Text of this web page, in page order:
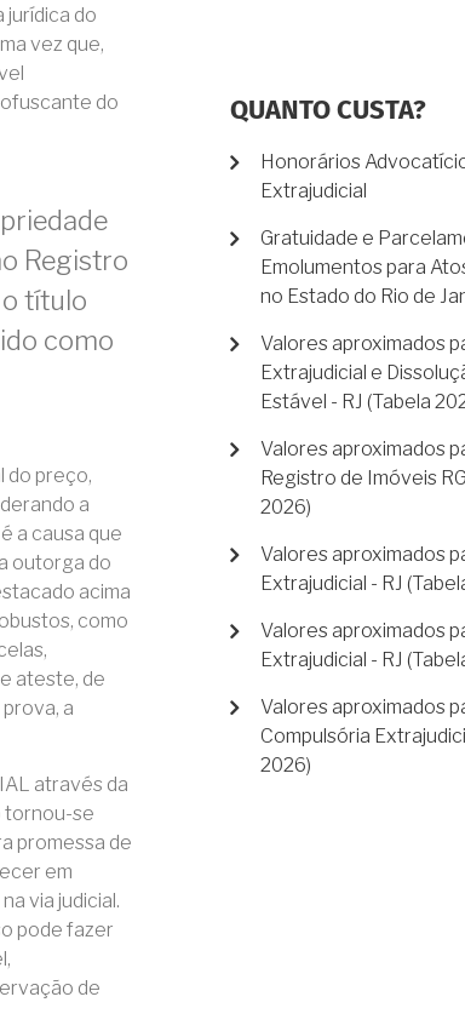
jurídica do
vez que,
do
Registro
o título
como
do preço,
a
a causa que
outorga do
acima
como
ateste, de
a
através da
tornou-se
promessa de
em
via judicial.
pode fazer
de
QUANTO CUSTA?
Honorários
Extrajudicial
Gratuidade e
Emolumentos para
no Estado do Rio de
Valores aproximados
Extrajudicial e
Estável - RJ (Tabela
Valores aproximados
Registro de Imóveis
2026)
Valores aproximados
Extrajudicial - RJ
Valores aproximados
Extrajudicial - RJ
Valores aproximados
Compulsória
2026)